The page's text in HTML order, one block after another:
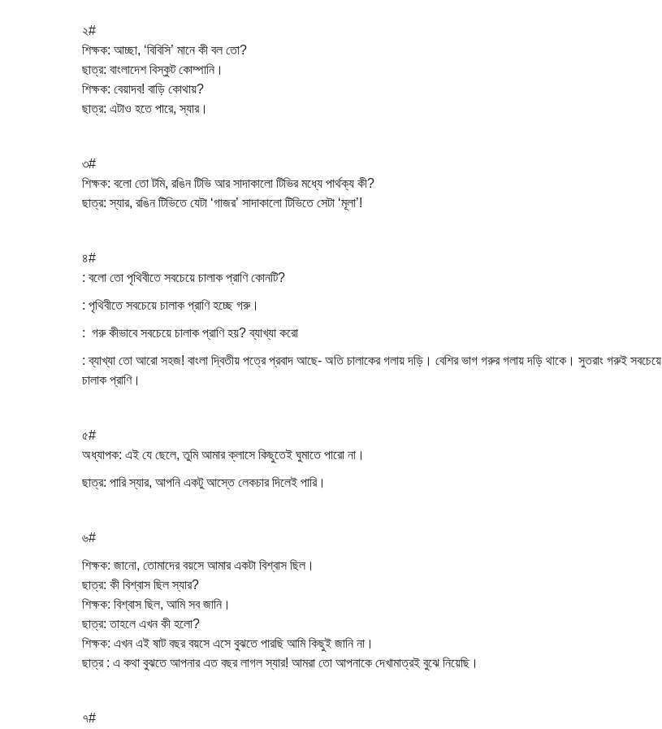
২#
শিক্ষক: আচ্ছা, ‘বিবিসি’ মানে কী বল তো?
ছাত্র: বাংলাদেশ বিস্কুট কোম্পানি।
শিক্ষক: বেয়াদব! বাড়ি কোথায়?
ছাত্র: এটাও হতে পারে, স্যার।
৩#
শিক্ষক: বলো তো টমি, রঙিন টিভি আর সাদাকালো টিভির মধ্যে পার্থক্য কী?
ছাত্র: স্যার, রঙিন টিভিতে যেটা ‘গাজর’ সাদাকালো টিভিতে সেটা ‘মূলা’!
৪#
: বলো তো পৃথিবীতে সবচেয়ে চালাক প্রাণি কোনটি?
: পৃথিবীতে সবচেয়ে চালাক প্রাণি হচ্ছে গরু।
: গরু কীভাবে সবচেয়ে চালাক প্রাণি হয়? ব্যাখ্যা করো
: ব্যাখ্যা তো আরো সহজ! বাংলা দ্বিতীয় পত্রে প্রবাদ আছে- অতি চালাকের গলায় দড়ি। বেশির ভাগ গরুর গলায় দড়ি থাকে। সুতরাং গরুই সবচেয়ে
চালাক প্রাণি।
৫#
অধ্যাপক: এই যে ছেলে, তুমি আমার ক্লাসে কিছুতেই ঘুমাতে পারো না।
ছাত্র: পারি স্যার, আপনি একটু আস্তে লেকচার দিলেই পারি।
৬#
শিক্ষক: জানো, তোমাদের বয়সে আমার একটা বিশ্বাস ছিল।
ছাত্র: কী বিশ্বাস ছিল স্যার?
শিক্ষক: বিশ্বাস ছিল, আমি সব জানি।
ছাত্র: তাহলে এখন কী হলো?
শিক্ষক: এখন এই ষাট বছর বয়সে এসে বুঝতে পারছি আমি কিছুই জানি না।
ছাত্র : এ কথা বুঝতে আপনার এত বছর লাগল স্যার! আমরা তো আপনাকে দেখামাত্রই বুঝে নিয়েছি।
৭#